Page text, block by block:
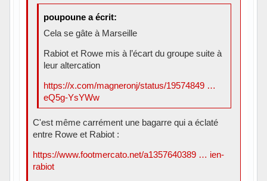
poupoune a écrit:
Cela se gâte à Marseille
Rabiot et Rowe mis à l’écart du groupe suite à
leur altercation
https://x.com/magneronj/status/19574849 …
eQ5g-YsYWw
C'est même carrément une bagarre qui a éclaté
entre Rowe et Rabiot :
https://www.footmercato.net/a1357640389 … ien-
rabiot